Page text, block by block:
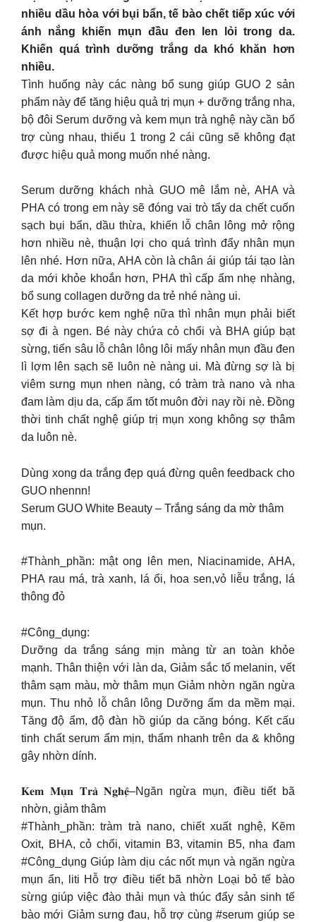
nhiều dầu hòa với bụi bẩn, tế bào chết tiếp xúc với
ánh nắng khiến mụn đầu đen len lỏi trong da.
Khiến quá trình dưỡng trắng da khó khăn hơn
nhiều.
Tình huống này các nàng bổ sung giúp GUO 2 sản
phẩm này để tăng hiệu quả trị mụn + dưỡng trắng nha,
bộ đôi Serum dưỡng và kem mụn trà nghệ này cần bổ
trợ cùng nhau, thiếu 1 trong 2 cái cũng sẽ không đạt
được hiệu quả mong muốn nhé nàng.
Serum dưỡng khách nhà GUO mê lắm nè, AHA và
PHA có trong em này sẽ đóng vai trò tẩy da chết cuốn
sạch bụi bẩn, dầu thừa, khiến lỗ chân lông mở rộng
hơn nhiều nè, thuận lợi cho quá trình đẩy nhân mụn
lên nhé. Hơn nữa, AHA còn là chân ái giúp tái tạo làn
da mới khỏe khoắn hơn, PHA thì cấp ẩm nhẹ nhàng,
bổ sung collagen dưỡng da trẻ nhé nàng ui.
Kết hợp bước kem nghệ nữa thì nhân mụn phải biết
sợ đi à ngen. Bé này chứa cỏ chổi và BHA giúp bạt
sừng, tiến sâu lỗ chân lông lôi mấy nhân mụn đầu đen
lì lợm lên sạch sẽ luôn nè nàng ui. Mà đừng sợ là bị
viêm sưng mụn nhen nàng, có tràm trà nano và nha
đam làm dịu da, cấp ẩm tốt muôn đời nay rồi nè. Đồng
thời tinh chất nghệ giúp trị mụn xong không sợ thâm
da luôn nè.
Dùng xong da trắng đẹp quá đừng quên feedback cho
GUO nhennn!
Serum GUO White Beauty – Trắng sáng da mờ thâm
mụn.
#Thành_phần: mật ong lên men, Niacinamide, AHA,
PHA rau má, trà xanh, lá ổi, hoa sen,vỏ liễu trắng, lá
thông đỏ
#Công_dụng:
Dưỡng da trắng sáng mịn màng từ an toàn khỏe
mạnh. Thân thiện với làn da, Giảm sắc tố melanin, vết
thâm sạm màu, mờ thâm mụn Giảm nhờn ngăn ngừa
mụn. Thu nhỏ lỗ chân lông Dưỡng ẩm da mềm mại.
Tăng độ ẩm, độ đàn hồ giúp da căng bóng. Kết cấu
tinh chất serum ẩm mịn, thấm nhanh trên da & không
gây nhờn dính.
𝐊𝐞𝐦 𝐌𝐮̣𝐧 𝐓𝐫𝐚̀ 𝐍𝐠𝐡𝐞̣̂–Ngăn ngừa mụn, điều tiết bã
nhờn, giảm thâm
#Thành_phần: tràm trà nano, chiết xuất nghệ, Kẽm
Oxit, BHA, cỏ chổi, vitamin B3, vitamin B5, nha đam
#Công_dụng Giúp làm dịu các nốt mụn và ngăn ngừa
mụn ẩn, liti Hỗ trợ điều tiết bã nhờn Loại bỏ tế bào
sừng giúp việc đào thải mụn và thúc đẩy sản sinh tế
bào mới Giảm sưng đau, hỗ trợ cùng #serum giúp se